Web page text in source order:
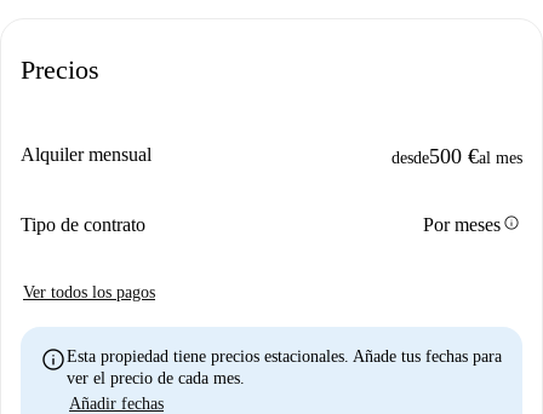
Precios
Alquiler mensual desde500 €al mes
Tipo de contrato Por mesesinfo
Ver todos los pagos
infoEsta propiedad tiene precios estacionales. Añade tus fechas para
ver el precio de cada mes.
Añadir fechas